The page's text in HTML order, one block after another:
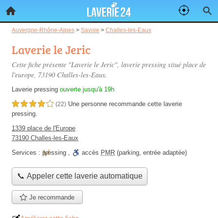
Auvergne-Rhône-Alpes > Savoie > Challes-les-Eaux
Laverie le Jeric
Cette fiche présente "Laverie le Jeric", laverie pressing situé place de
l'europe, 73190 Challes-les-Eaux.
Laverie pressing ouverte jusqu'à 19h
4,0 étoiles sur 5 (22) Une personne recommande cette laverie
pressing.
1339 place de l'Europe
73190 Challes-les-Eaux
Services : pressing , accès PMR (parking, entrée adaptée)
📞 Appeler cette laverie automatique
Je recommande